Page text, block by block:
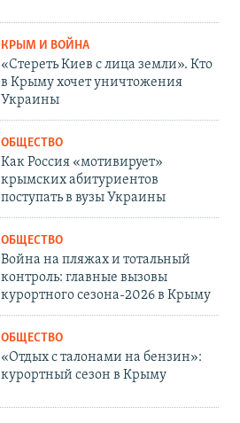
КРЫМ И ВОЙНА
«Стереть Киев с лица земли». Кто
в Крыму хочет уничтожения
Украины
ОБЩЕСТВО
Как Россия «мотивирует»
крымских абитуриентов
поступать в вузы Украины
ОБЩЕСТВО
Война на пляжах и тотальный
контроль: главные вызовы
курортного сезона-2026 в Крыму
ОБЩЕСТВО
«Отдых с талонами на бензин»:
курортный сезон в Крыму